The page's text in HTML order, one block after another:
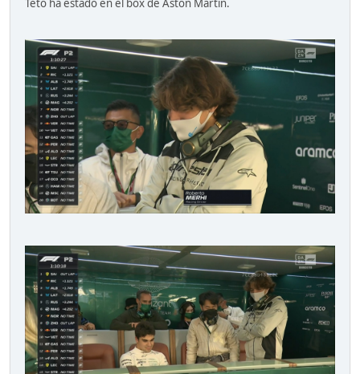
Teto ha estado en el box de Aston Martin.